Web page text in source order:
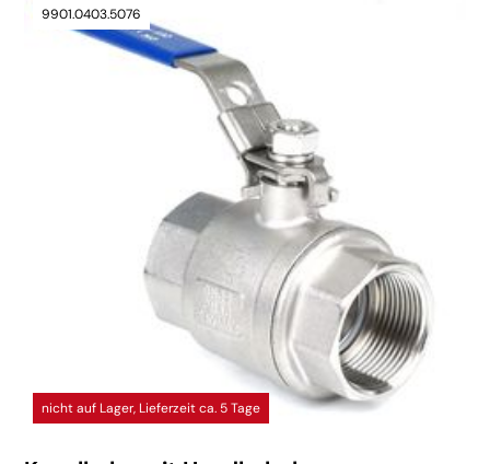
9901.0403.5076
nicht auf Lager, Lieferzeit ca. 5 Tage